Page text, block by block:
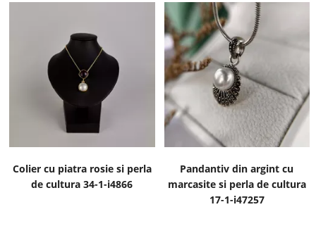
Colier cu piatra rosie si perla
de cultura 34-1-i4866
Pandantiv din argint cu
marcasite si perla de cultura
17-1-i47257